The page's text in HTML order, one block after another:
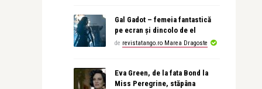
Gal Gadot – femeia fantastică
pe ecran și dincolo de el
de revistatango.ro Marea Dragoste
Eva Green, de la fata Bond la
Miss Peregrine, stăpâna